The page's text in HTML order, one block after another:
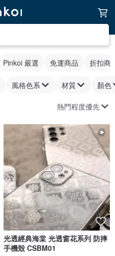
Pinkoi 嚴選 免運商品 折扣商
風格色系 材質 顏色
熱門程度優先
光透經典海棠 光透窗花系列 防摔
手機殼 CSBM01